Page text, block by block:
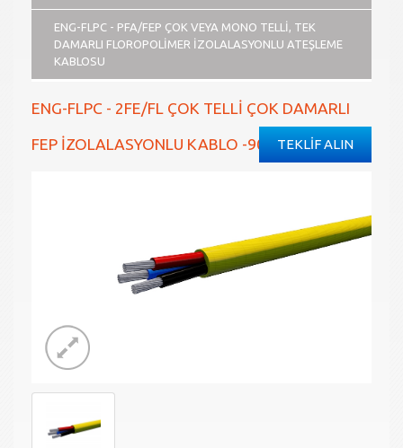
ENG-FLPC - PFA/FEP ÇOK VEYA MONO TELLİ, TEK
DAMARLI FLOROPOLİMER İZOLALASYONLU ATEŞLEME
KABLOSU
ENG-FLPC - 2FE/FL ÇOK TELLİ ÇOK DAMARLI
FEP İZOLALASYONLU KABLO -90°C/+205°C
TEKLİF ALIN